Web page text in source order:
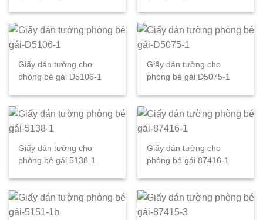
Giấy dán tường cho
phòng bé gái D5106-1
Giấy dán tường cho
phòng bé gái D5075-1
Giấy dán tường cho
phòng bé gái 5138-1
Giấy dán tường cho
phòng bé gái 87416-1